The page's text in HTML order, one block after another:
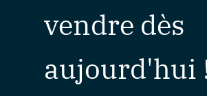
vendre dès
aujourd'hui